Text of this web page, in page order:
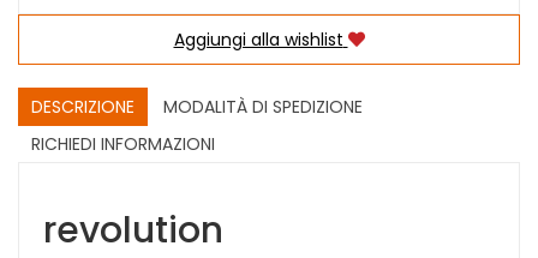
Aggiungi alla wishlist
DESCRIZIONE
MODALITÀ DI SPEDIZIONE
RICHIEDI INFORMAZIONI
revolution